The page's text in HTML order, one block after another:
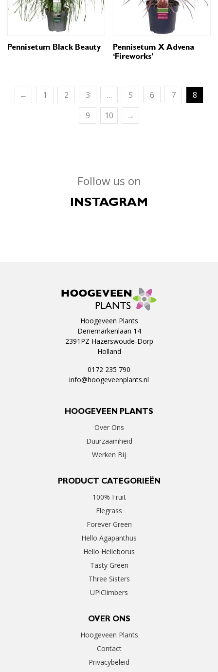
Pennisetum Black Beauty
Pennisetum X Advena
‘Fireworks’
← 1 2 3 … 5 6 7
8
9
10 →
Follow us on
INSTAGRAM
Hoogeveen Plants
Denemarkenlaan 14
2391PZ Hazerswoude-Dorp
Holland
0172 235 790
info@hoogeveenplants.nl
HOOGEVEEN PLANTS
Over Ons
Duurzaamheid
Werken Bij
PRODUCT CATEGORIEËN
100% Fruit
Elegrass
Forever Green
Hello Agapanthus
Hello Helleborus
Tasty Green
Three Sisters
UP!Climbers
OVER ONS
Hoogeveen Plants
Contact
Privacybeleid